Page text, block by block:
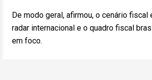
De modo geral, afirmou, o cenário fiscal
radar internacional e o quadro fiscal
em foco.